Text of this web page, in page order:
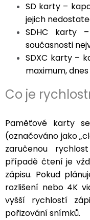
SD karty –
jejich
SDHC karty–
současnosti
SDXC karty–
maximum,
Co je
Paměťové karty
(označováno jako
zaručenou
případě čtení je
zápisu. Pokud
rozlišení nebo 4K
vyšší rychlostí
pořizování snímků.